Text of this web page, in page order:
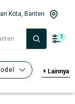
Kota, Banten
1
+ Lainnya